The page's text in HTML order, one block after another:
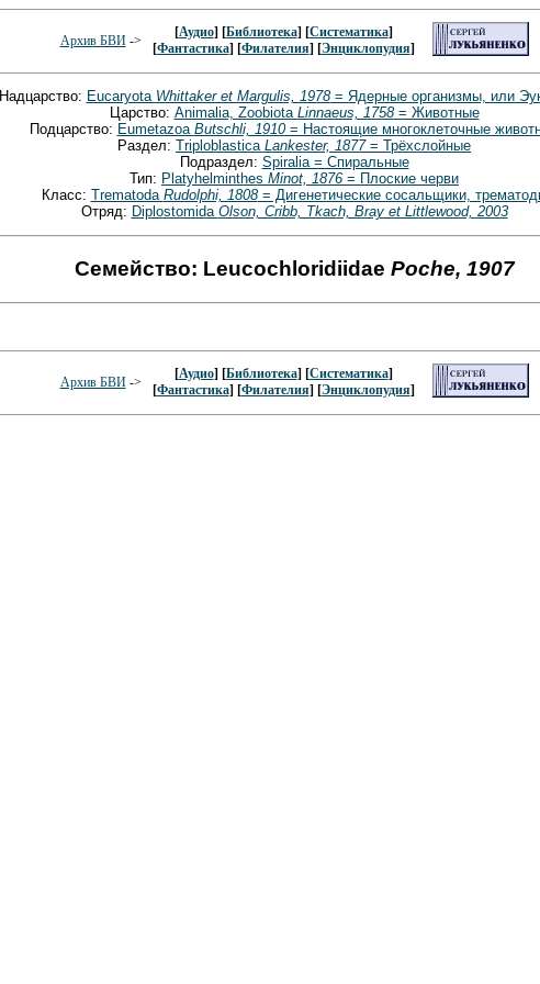
Архив БВИ->
[Аудио] [Библиотека] [Систематика]
[Фантастика] [Филателия] [Энциклопудия]
Надцарство: Eucaryota Whittaker et Margulis, 1978= Ядерные организмы, или
Царство: Animalia, Zoobiota Linnaeus, 1758= Животные
Подцарство: Eumetazoa Butschli, 1910= Настоящие многоклеточные
Раздел: Triploblastica Lankester, 1877= Трёхслойные
Подраздел: Spiralia = Спиральные
Тип: Platyhelminthes Minot, 1876 = Плоские черви
Класс: Trematoda Rudolphi, 1808= Дигенетические сосальщики,
Отряд: Diplostomida Olson, Cribb, Tkach, Bray et Littlewood, 2003
Семейство: Leucochloridiidae Poche, 1907
Архив БВИ->
[Аудио] [Библиотека] [Систематика]
[Фантастика] [Филателия] [Энциклопудия]